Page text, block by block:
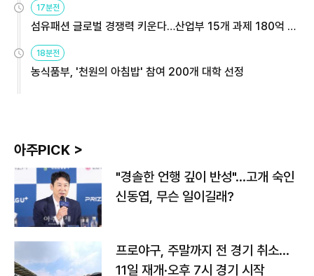
17분전
섬유패션 글로벌 경쟁력 키운다…산업부 15개 과제 180억 지
원
18분전
농식품부, '천원의 아침밥' 참여 200개 대학 선정
아주PICK >
"경솔한 언행 깊이 반성"…고개 숙인
신동엽, 무슨 일이길래?
프로야구, 주말까지 전 경기 취소…
11일 재개·오후 7시 경기 시작